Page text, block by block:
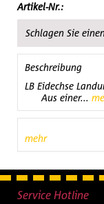
Artikel-Nr.:
Schlagen Sie
Beschreibung
LB Eidechse
Aus einer...
mehr
Service Hotline